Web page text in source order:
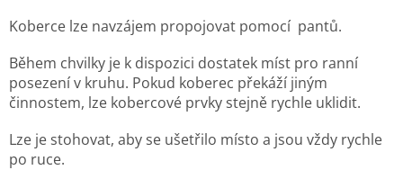
Koberce lze navzájem propojovat pomocí pantů.
Během chvilky je k dispozici dostatek míst pro ranní
posezení v kruhu. Pokud koberec překáží jiným
činnostem, lze kobercové prvky stejně rychle uklidit.
Lze je stohovat, aby se ušetřilo místo a jsou vždy rychle
po ruce.